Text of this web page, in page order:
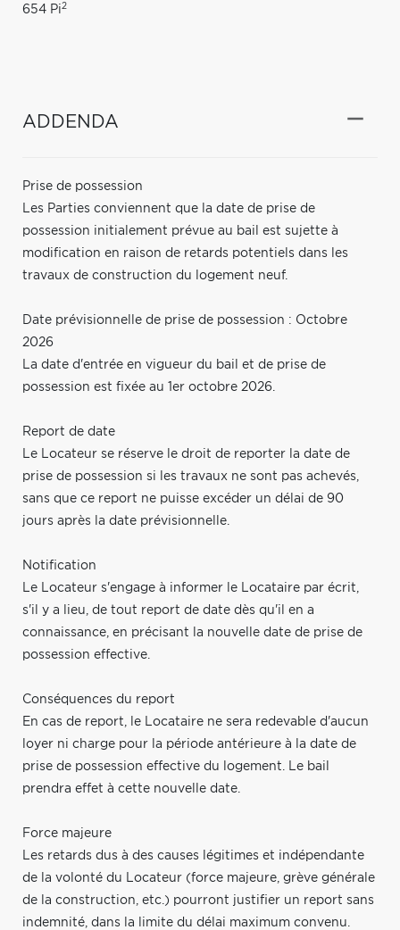
654 Pi2
ADDENDA
Prise de possession
Les Parties conviennent que la date de prise de
possession initialement prévue au bail est sujette à
modification en raison de retards potentiels dans les
travaux de construction du logement neuf.
Date prévisionnelle de prise de possession : Octobre
2026
La date d'entrée en vigueur du bail et de prise de
possession est fixée au 1er octobre 2026.
Report de date
Le Locateur se réserve le droit de reporter la date de
prise de possession si les travaux ne sont pas achevés,
sans que ce report ne puisse excéder un délai de 90
jours après la date prévisionnelle.
Notification
Le Locateur s'engage à informer le Locataire par écrit,
s'il y a lieu, de tout report de date dès qu'il en a
connaissance, en précisant la nouvelle date de prise de
possession effective.
Conséquences du report
En cas de report, le Locataire ne sera redevable d'aucun
loyer ni charge pour la période antérieure à la date de
prise de possession effective du logement. Le bail
prendra effet à cette nouvelle date.
Force majeure
Les retards dus à des causes légitimes et indépendante
de la volonté du Locateur (force majeure, grève générale
de la construction, etc.) pourront justifier un report sans
indemnité, dans la limite du délai maximum convenu.